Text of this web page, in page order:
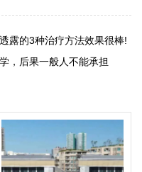
露的3种治疗方法效果很棒!
，后果一般人不能承担